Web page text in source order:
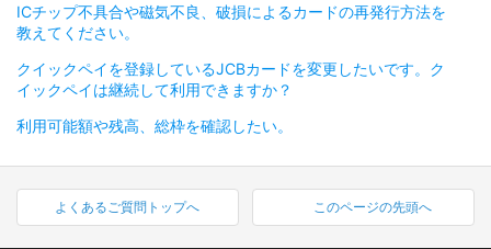
ICチップ不具合や磁気不良、破損によるカードの再発行方法を
教えてください。
クイックペイを登録しているJCBカードを変更したいです。ク
イックペイは継続して利用できますか？
利用可能額や残高、総枠を確認したい。
よくあるご質問トップへ このページの先頭へ